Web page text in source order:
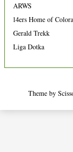
ARWS
14ers Home of
Gerald Trekk
Liga Dotka
Theme by